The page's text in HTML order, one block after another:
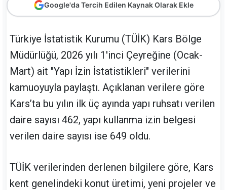
Google'da Tercih Edilen Kaynak Olarak Ekle
Türkiye İstatistik Kurumu (TÜİK) Kars Bölge
Müdürlüğü, 2026 yılı 1'inci Çeyreğine (Ocak-
Mart) ait "Yapı İzin İstatistikleri" verilerini
kamuoyuyla paylaştı. Açıklanan verilere göre
Kars’ta bu yılın ilk üç ayında yapı ruhsatı verilen
daire sayısı 462, yapı kullanma izin belgesi
verilen daire sayısı ise 649 oldu.
TÜİK verilerinden derlenen bilgilere göre, Kars
kent genelindeki konut üretimi, yeni projeler ve